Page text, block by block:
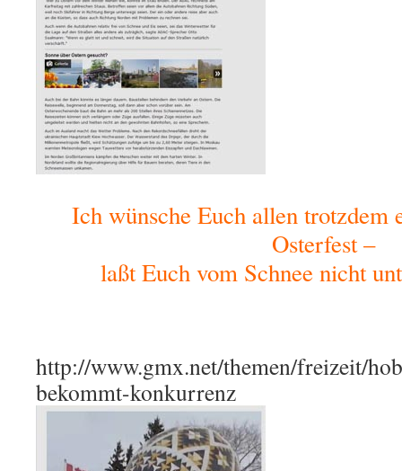
Ich wünsche Euch allen trotzdem
Osterfest –
laßt Euch vom Schnee nicht
http://www.gmx.net/themen/freizeit/
bekommt-konkurrenz